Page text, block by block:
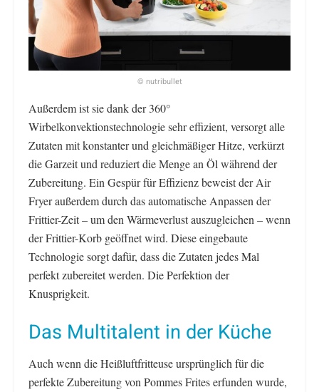
© nutribullet
Außerdem ist sie dank der 360°
Wirbelkonvektionstechnologie sehr effizient, versorgt alle
Zutaten mit konstanter und gleichmäßiger Hitze, verkürzt
die Garzeit und reduziert die Menge an Öl während der
Zubereitung. Ein Gespür für Effizienz beweist der Air
Fryer außerdem durch das automatische Anpassen der
Frittier-Zeit – um den Wärmeverlust auszugleichen – wenn
der Frittier-Korb geöffnet wird. Diese eingebaute
Technologie sorgt dafür, dass die Zutaten jedes Mal
perfekt zubereitet werden. Die Perfektion der
Knusprigkeit.
Das Multitalent in der Küche
Auch wenn die Heißluftfritteuse ursprünglich für die
perfekte Zubereitung von Pommes Frites erfunden wurde,